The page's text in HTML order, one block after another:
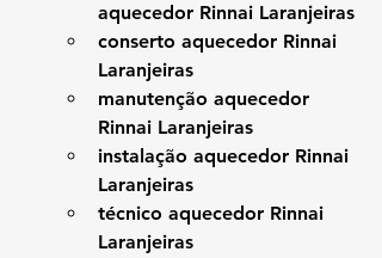
aquecedor Rinnai Laranjeiras
conserto aquecedor Rinnai
Laranjeiras
manutenção aquecedor
Rinnai Laranjeiras
instalação aquecedor Rinnai
Laranjeiras
técnico aquecedor Rinnai
Laranjeiras